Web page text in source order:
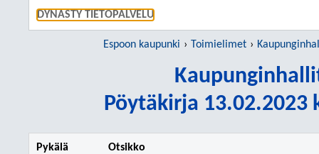
DYNASTY TIETOPALVELU
Espoon kaupunki Toimielimet
Pöytäkirja 13.02.2023
Pykälä Otsikko